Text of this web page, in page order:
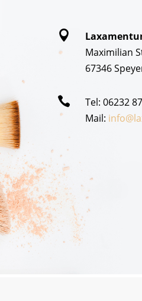

Maximilian
67346

Tel: 06232
Mail: